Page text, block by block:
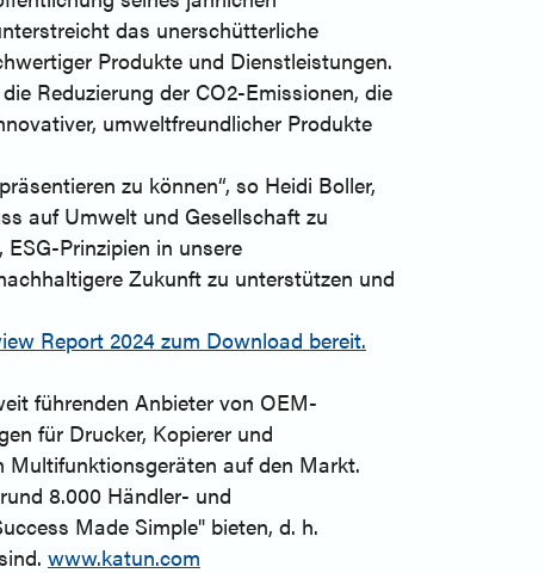
das unerschütterliche
Produkte und Dienstleistungen.
Reduzierung der CO2-Emissionen, die
umweltfreundlicher Produkte
zu können“, so Heidi Boller,
auf Umwelt und Gesellschaft zu
Prinzipien in unsere
Zukunft zu unterstützen und
Report 2024 zum Download bereit.
führenden Anbieter von OEM-
für Drucker, Kopierer und
Multifunktionsgeräten auf den Markt.
8.000 Händler- und
Made Simple" bieten, d. h.
www.katun.com